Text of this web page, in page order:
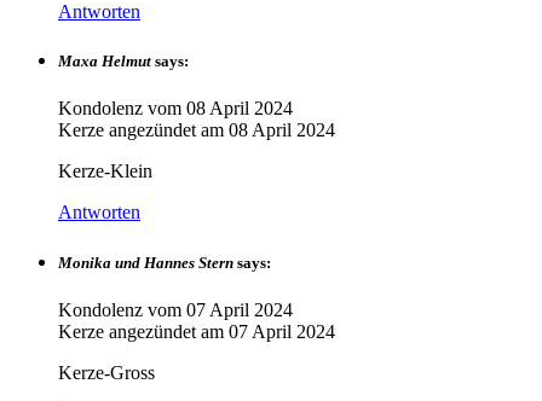
Antworten
Maxa Helmut says:
Kondolenz vom 08 April 2024
Kerze angezündet am 08 April 2024
Kerze-Klein
Antworten
Monika und Hannes Stern says:
Kondolenz vom 07 April 2024
Kerze angezündet am 07 April 2024
Kerze-Gross